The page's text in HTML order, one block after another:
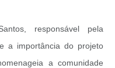
responsável pela
a importância do projeto
a comunidade